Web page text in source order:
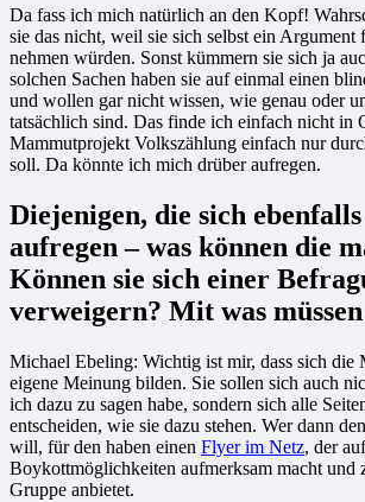
Da fass ich mich natürlich an den Kopf!
sie das nicht, weil sie sich selbst ein
nehmen würden. Sonst kümmern sie sich ja
solchen Sachen haben sie auf einmal einen
und wollen gar nicht wissen, wie genau oder
tatsächlich sind. Das finde ich einfach nicht in
Mammutprojekt Volkszählung einfach nur
soll. Da könnte ich mich drüber aufregen.
Diejenigen, die sich
aufregen – was können die
Können sie sich einer
verweigern? Mit was
Michael Ebeling: Wichtig ist mir, dass sich die
eigene Meinung bilden. Sie sollen sich auch
ich dazu zu sagen habe, sondern sich alle
entscheiden, wie sie dazu stehen. Wer dann
will, für den haben einen Flyer im Netz, der
Boykottmöglichkeiten aufmerksam macht und
Gruppe anbietet.